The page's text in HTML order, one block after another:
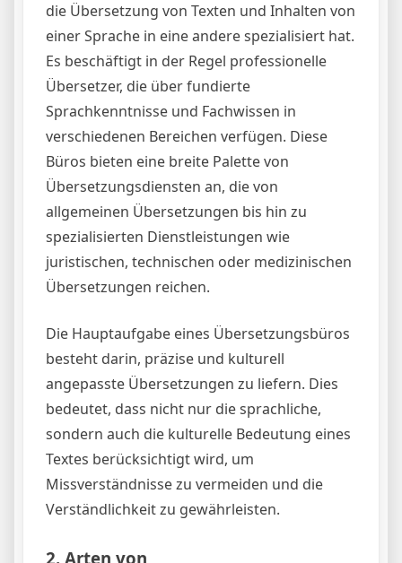
die Übersetzung von Texten und Inhalten von
einer Sprache in eine andere spezialisiert hat.
Es beschäftigt in der Regel professionelle
Übersetzer, die über fundierte
Sprachkenntnisse und Fachwissen in
verschiedenen Bereichen verfügen. Diese
Büros bieten eine breite Palette von
Übersetzungsdiensten an, die von
allgemeinen Übersetzungen bis hin zu
spezialisierten Dienstleistungen wie
juristischen, technischen oder medizinischen
Übersetzungen reichen.
Die Hauptaufgabe eines Übersetzungsbüros
besteht darin, präzise und kulturell
angepasste Übersetzungen zu liefern. Dies
bedeutet, dass nicht nur die sprachliche,
sondern auch die kulturelle Bedeutung eines
Textes berücksichtigt wird, um
Missverständnisse zu vermeiden und die
Verständlichkeit zu gewährleisten.
2. Arten von